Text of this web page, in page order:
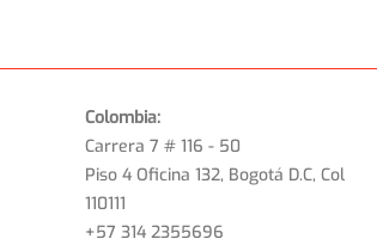
Colombia:
Carrera 7 # 116 - 50
Piso 4 Oficina 132, Bogotá D.C, Col
110111
+57 314 2355696